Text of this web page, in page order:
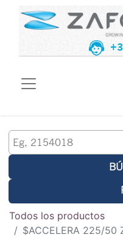
Todos los productos
$ACCELERA 225/50